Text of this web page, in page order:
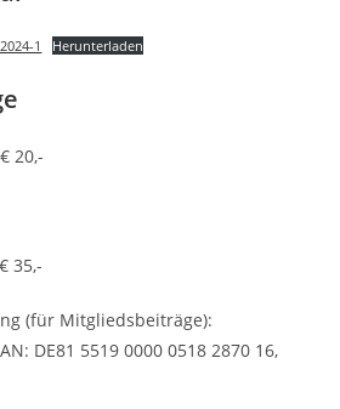
1 Herunterladen
20,-
35,-
(für Mitgliedsbeiträge):
DE81 5519 0000 0518 2870 16,